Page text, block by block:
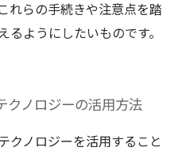
れらの手続きや注意点を踏
るようにしたいものです。
クノロジーの活用方法
クノロジーを活用すること